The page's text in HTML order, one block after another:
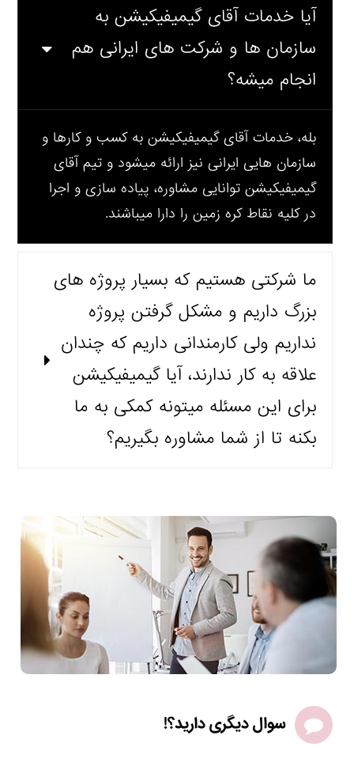
آیا خدمات آقای گیمیفیکیشن به
سازمان ها و شرکت های ایرانی هم
انجام میشه؟
بله، خدمات آقای گیمیفیکیشن به کسب و کارها و
سازمان هایی ایرانی نیز ارائه میشود و تیم آقای
گیمیفیکیشن توانایی مشاوره، پیاده سازی و اجرا
در کلیه نقاط کره زمین را دارا میباشند.
ما شرکتی هستیم که بسیار پروژه های
بزرگ داریم و مشکل گرفتن پروژه
نداریم ولی کارمندانی داریم که چندان
علاقه به کار ندارند، آیا گیمیفیکیشن
برای این مسئله میتونه کمکی به ما
بکنه تا از شما مشاوره بگیریم؟
سوال دیگری دارید؟!